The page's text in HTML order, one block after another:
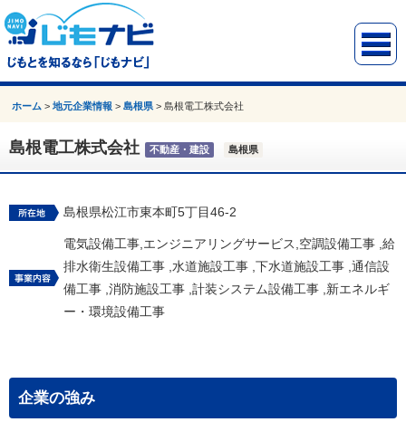
ホーム >地元企業情報 >島根県 >島根電工株式会社
島根電工株式会社 不動産・建設 島根県
島根県松江市東本町5丁目46-2
電気設備工事,エンジニアリングサービス,空調設備工事 ,給
排水衛生設備工事 ,水道施設工事 ,下水道施設工事 ,通信設
備工事 ,消防施設工事 ,計装システム設備工事 ,新エネルギ
ー・環境設備工事
企業の強み